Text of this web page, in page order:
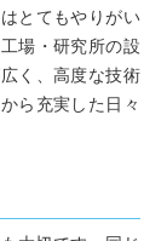
工学院
もに
とてもやりがい
場・研究所の設
く、高度な技術
ら充実した日々